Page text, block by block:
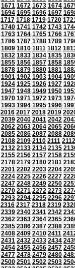
1671 1672 1673 1674
1694 1695 1696 1697
1717 1718 1719 1720
1740 1741 1742 1743
1763 1764 1765 1766
1786 1787 1788 1789
1809 1810 1811 1812
1832 1833 1834 1835
1855 1856 1857 1858
1878 1879 1880 1881
1901 1902 1903 1904
1924 1925 1926 1927
1947 1948 1949 1950
1970 1971 1972 1973
1993 1994 1995 1996
2016 2017 2018 2019
2039 2040 2041 2042
2062 2063 2064 2065
2085 2086 2087 2088
2108 2109 2110 2111 2112
2132 2133 2134 2135
2155 2156 2157 2158
2178 2179 2180 2181
2201 2202 2203 2204
2224 2225 2226 2227
2247 2248 2249 2250
2270 2271 2272 2273
2293 2294 2295 2296
2316 2317 2318 2319
2339 2340 2341 2342
2362 2363 2364 2365
2385 2386 2387 2388
2408 2409 2410 2411
2431 2432 2433 2434
2454 2455 2456 2457
2477 2478 2479 2480
2500 2501 2502 2503